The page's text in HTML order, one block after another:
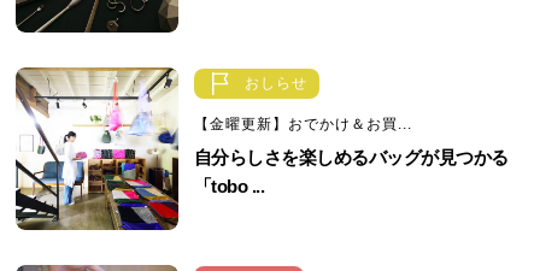
おしらせ
【金曜更新】おでかけ＆お買...
自分らしさを楽しめるバッグが見つかる
「tobo ...